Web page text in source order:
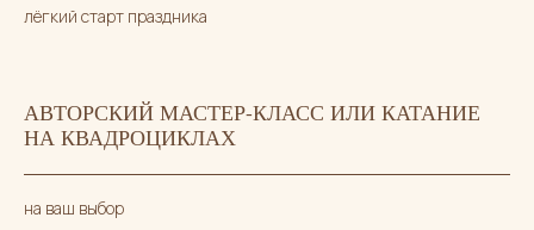
лёгкий старт праздника
АВТОРСКИЙ МАСТЕР-КЛАСС ИЛИ КАТАНИЕ
НА КВАДРОЦИКЛАХ
на ваш выбор
ЭТО БУДЕТ ВЕЧЕР